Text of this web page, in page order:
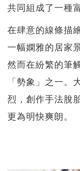
共同組成了一種
在肆意的線條描
一幅嫻雅的居家
然而在紛繁的筆
「勢象」之一。
烈，創作手法脫
更為明快爽朗。